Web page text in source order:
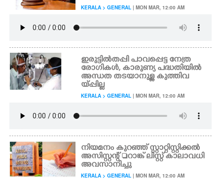
KERALA > GENERAL | MON MAR, 12:00 AM
ഇരുട്ടിൽതപ്പി പാവപ്പെട്ട നേത്ര
രോഗികൾ, കാരുണ്യ പദ്ധതിയിൽ
അന്ധത തടയാനുള്ള കുത്തിവ
യ്പ്പില്ല
KERALA > GENERAL | MON MAR, 12:00 AM
നിയമനം കുറഞ്ഞ് സ്റ്റാറ്റിസ്റ്റിക്കൽ
അസിസ്റ്റന്റ് റാങ്ക് ലിസ്റ്റ് കാലാവധി
അവസാനിച്ചു
KERALA > GENERAL | MON MAR, 12:00 AM